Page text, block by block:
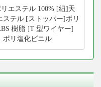
エステル 100% [紐]天
ステル [ストッパー]ポリ
樹脂 [T 型ワイヤー]
ポリ塩化ビニル